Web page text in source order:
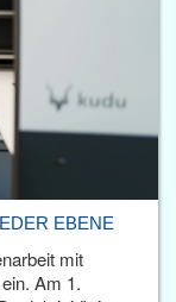
EBENE
mit
Am 1.